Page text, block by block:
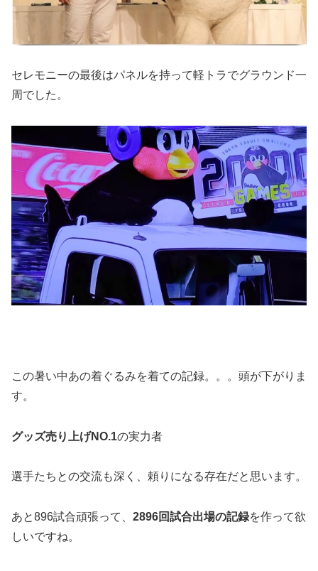
セレモニーの最後はパネルを持って軽トラでグラウンド一
周でした。
この暑い中あの着ぐるみを着ての記録。。。頭が下がりま
す。
グッズ売り上げNO.1の実力者
選手たちとの交流も深く、頼りになる存在だと思います。
あと896試合頑張って、 2896回試合出場の記録を作って欲
しいですね。